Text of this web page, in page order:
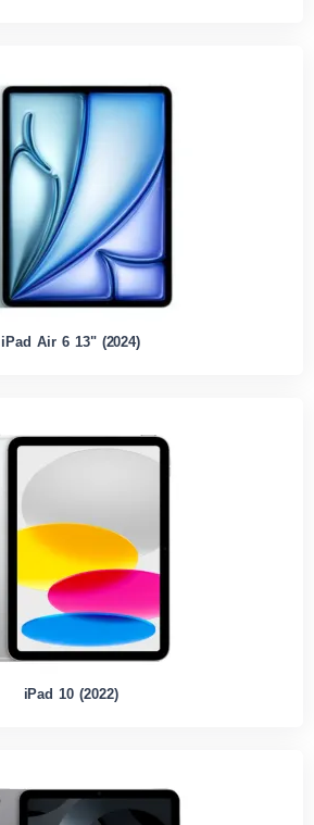
iPad Air 6 13" (2024)
iPad 10 (2022)